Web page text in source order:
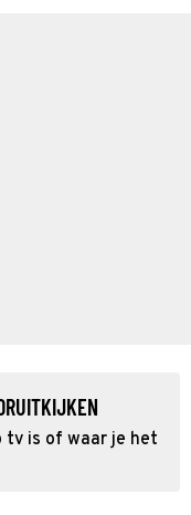
tv is of waar je het